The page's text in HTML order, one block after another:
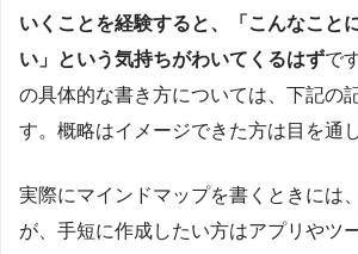
いくことを経験すると、「こんなこと
い」という気持ちがわいてくるはずで
の具体的な書き方については、下記の
す。概略はイメージできた方は目を通
実際にマインドマップを書くときには
が、手短に作成したい方はアプリやツ